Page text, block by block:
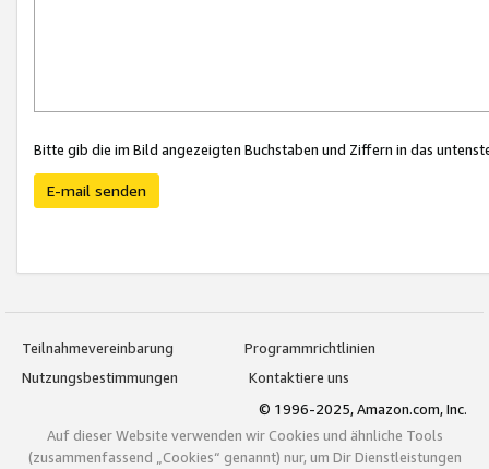
Bitte gib die im Bild angezeigten Buchstaben und Ziffern in das
E-mail senden
Teilnahmevereinbarung
Programmrichtlinien
Nutzungsbestimmungen
Kontaktiere uns
© 1996-2025, Amazon.com, Inc.
Auf dieser Website verwenden wir Cookies und ähnliche Tools
(zusammenfassend „Cookies“ genannt) nur, um Dir Dienstleistungen